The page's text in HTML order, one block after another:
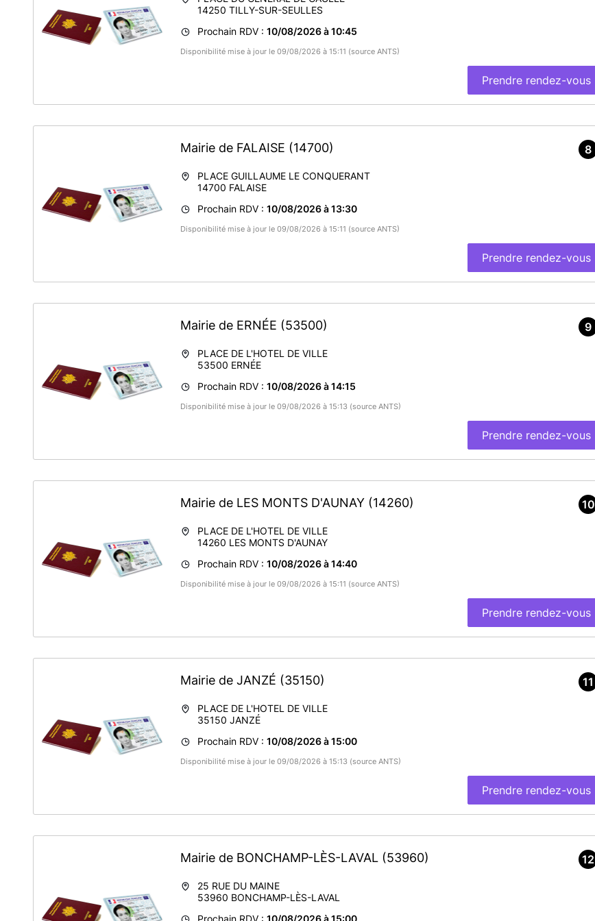
14250 TILLY-SUR-SEULLES
Prochain RDV : 10/08/2026 à 10:45
Disponibilité mise à jour le 09/08/2026 à 15:11 (source ANTS)
Prendre rendez-vous
Mairie de FALAISE (14700)
PLACE GUILLAUME LE CONQUERANT
14700 FALAISE
Prochain RDV : 10/08/2026 à 13:30
Disponibilité mise à jour le 09/08/2026 à 15:11 (source ANTS)
Prendre rendez-vous
8
Mairie de ERNÉE (53500)
PLACE DE L'HOTEL DE VILLE
53500 ERNÉE
Prochain RDV : 10/08/2026 à 14:15
Disponibilité mise à jour le 09/08/2026 à 15:13 (source ANTS)
Prendre rendez-vous
9
Mairie de LES MONTS D'AUNAY (14260)
PLACE DE L'HOTEL DE VILLE
14260 LES MONTS D'AUNAY
Prochain RDV : 10/08/2026 à 14:40
Disponibilité mise à jour le 09/08/2026 à 15:11 (source ANTS)
Prendre rendez-vous
10
Mairie de JANZÉ (35150)
PLACE DE L'HOTEL DE VILLE
35150 JANZÉ
Prochain RDV : 10/08/2026 à 15:00
Disponibilité mise à jour le 09/08/2026 à 15:13 (source ANTS)
Prendre rendez-vous
11
Mairie de BONCHAMP-LÈS-LAVAL (53960)
25 RUE DU MAINE
53960 BONCHAMP-LÈS-LAVAL
12